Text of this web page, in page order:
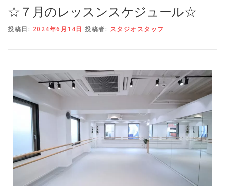
悠子先生プロフィール バレエの先生 舞台の記憶 クラス
よくあるお問合せ 申し込み・問い合わせ
☆７月のレッスンスケジュール☆
投稿日: 2024年6月14日 投稿者: スタジオスタッフ